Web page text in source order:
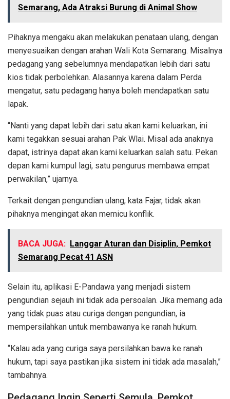
Semarang, Ada Atraksi Burung di Animal Show
Pihaknya mengaku akan melakukan penataan ulang, dengan
menyesuaikan dengan arahan Wali Kota Semarang. Misalnya
pedagang yang sebelumnya mendapatkan lebih dari satu
kios tidak perbolehkan. Alasannya karena dalam Perda
mengatur, satu pedagang hanya boleh mendapatkan satu
lapak.
“Nanti yang dapat lebih dari satu akan kami keluarkan, ini
kami tegakkan sesuai arahan Pak Wlai. Misal ada anaknya
dapat, istrinya dapat akan kami keluarkan salah satu. Pekan
depan kami kumpul lagi, satu pengurus membawa empat
perwakilan,” ujarnya.
Terkait dengan pengundian ulang, kata Fajar, tidak akan
pihaknya mengingat akan memicu konflik.
BACA JUGA: Langgar Aturan dan Disiplin, Pemkot
Semarang Pecat 41 ASN
Selain itu, aplikasi E-Pandawa yang menjadi sistem
pengundian sejauh ini tidak ada persoalan. Jika memang ada
yang tidak puas atau curiga dengan pengundian, ia
mempersilahkan untuk membawanya ke ranah hukum.
“Kalau ada yang curiga saya persilahkan bawa ke ranah
hukum, tapi saya pastikan jika sistem ini tidak ada masalah,”
tambahnya.